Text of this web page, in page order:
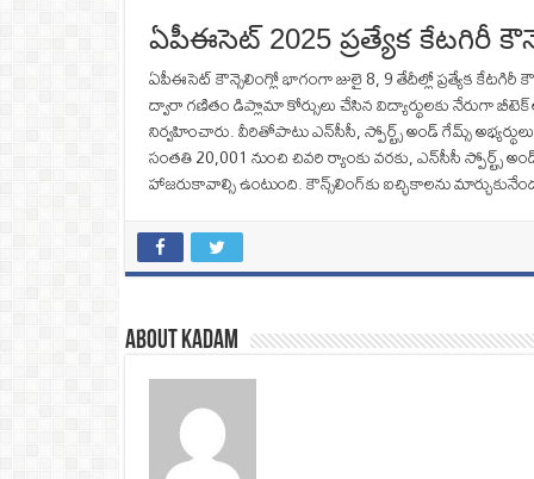
ఏపీఈసెట్ 2025 ప్రత్యేక కేటగిరీ
ఏపీఈసెట్ కౌన్సెలింగ్లో భాగంగా జులై 8, 9 తేదీల్లో ప్రత్యేక
ద్వారా గణితం డిప్లొమా కోర్సులు చేసిన విద్యార్థులకు నేరుగా
నిర్వహించారు. వీరితోపాటు ఎన్‌సీసీ, స్పోర్ట్స్ అండ్ గేమ్స్
సంతతి 20,001 నుంచి చివరి ర్యాంకు వరకు, ఎన్‌సీసీ స్పోర్ట్స్
హాజరుకావాల్సి ఉంటుంది. కౌన్స్‌లింగ్‌కు ఐచ్ఛికాలను
About Kadam